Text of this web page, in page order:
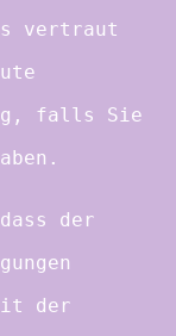
vertraut
falls Sie
der
der